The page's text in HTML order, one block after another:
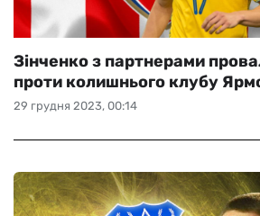
29 грудня 2023, 00:14
Зінченко з партнерами
проти колишнього клубу